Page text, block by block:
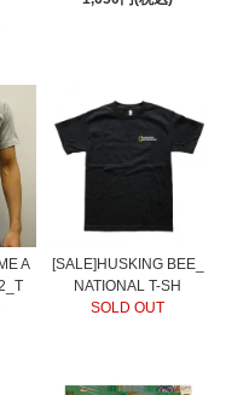
A
[SALE]HUSKING BEE_
NATIONAL T-SH
SOLD OUT